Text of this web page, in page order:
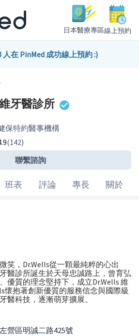
日本醫療專區線上預約
我是醫療人員
人在 PinMed 成功線上預約 :)
牙醫診所
保特約醫事機構
(142)
聯繫諮詢
班表 評論 專長 關於
笑，Dr.Wells從一顆最純粹的心出
醫診所誕生於天母忠誠路上，曾育弘
優質的理念堅持下，成立Dr.Wells 維
懷抱著創新優質的服務信念與國際級
醫科技，逐漸萌芽擴展。
營區明誠二路425號